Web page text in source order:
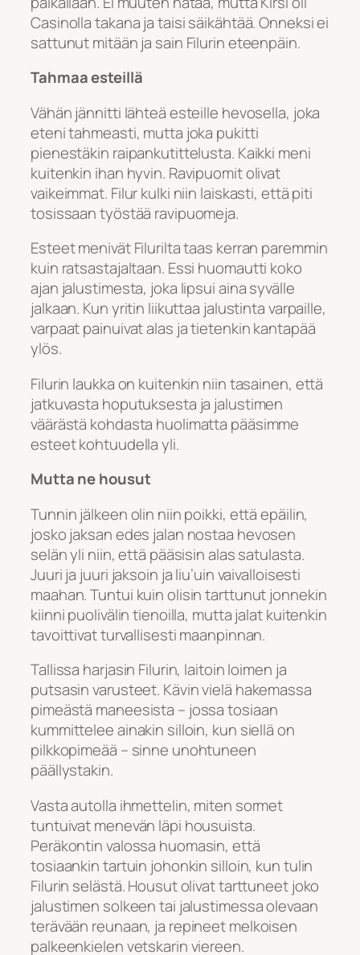
Casinolla takana ja taisi säikähtää. Onneksi ei
sattunut mitään ja sain Filurin eteenpäin.
Tahmaa esteillä
Vähän jännitti lähteä esteille hevosella, joka
eteni tahmeasti, mutta joka pukitti
pienestäkin raipankutittelusta. Kaikki meni
kuitenkin ihan hyvin. Ravipuomit olivat
vaikeimmat. Filur kulki niin laiskasti, että piti
tosissaan työstää ravipuomeja.
Esteet menivät Filurilta taas kerran paremmin
kuin ratsastajaltaan. Essi huomautti koko
ajan jalustimesta, joka lipsui aina syvälle
jalkaan. Kun yritin liikuttaa jalustinta varpaille,
varpaat painuivat alas ja tietenkin kantapää
ylös.
Filurin laukka on kuitenkin niin tasainen, että
jatkuvasta hoputuksesta ja jalustimen
väärästä kohdasta huolimatta pääsimme
esteet kohtuudella yli.
Mutta ne housut
Tunnin jälkeen olin niin poikki, että epäilin,
josko jaksan edes jalan nostaa hevosen
selän yli niin, että pääsisin alas satulasta.
Juuri ja juuri jaksoin ja liu’uin vaivalloisesti
maahan. Tuntui kuin olisin tarttunut jonnekin
kiinni puolivälin tienoilla, mutta jalat kuitenkin
tavoittivat turvallisesti maanpinnan.
Tallissa harjasin Filurin, laitoin loimen ja
putsasin varusteet. Kävin vielä hakemassa
pimeästä maneesista – jossa tosiaan
kummittelee ainakin silloin, kun siellä on
pilkkopimeää – sinne unohtuneen
päällystakin.
Vasta autolla ihmettelin, miten sormet
tuntuivat menevän läpi housuista.
Peräkontin valossa huomasin, että
tosiaankin tartuin johonkin silloin, kun tulin
Filurin selästä. Housut olivat tarttuneet joko
jalustimen solkeen tai jalustimessa olevaan
terävään reunaan, ja repineet melkoisen
palkeenkielen vetskarin viereen.